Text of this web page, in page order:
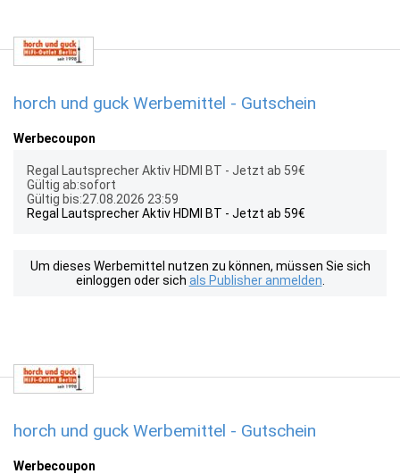
horch und guck Werbemittel - Gutschein
Werbecoupon
Regal Lautsprecher Aktiv HDMI BT - Jetzt ab 59€
Gültig ab:sofort
Gültig bis:27.08.2026 23:59
Regal Lautsprecher Aktiv HDMI BT - Jetzt ab 59€
Um dieses Werbemittel nutzen zu können, müssen Sie sich
einloggen oder sich als Publisher anmelden
horch und guck Werbemittel - Gutschein
Werbecoupon